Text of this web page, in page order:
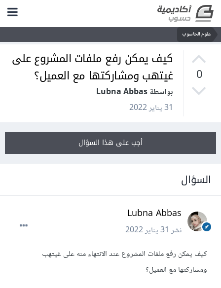
علوم الحاسوب
0
كيف يمكن رفع ملفات المشروع على
غيتهب ومشاركتها مع العميل؟
بواسطة Lubna Abbas
31 يناير 2022
أجب على هذا السؤال
السؤال
Lubna Abbas
نشر31 يناير 2022
كيف يمكن رفع ملفات المشروع عند الانتهاء منه على غيتهب
ومشاركتها مع العميل؟